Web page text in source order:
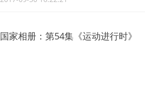
国家相册：第54集《运动进行时》